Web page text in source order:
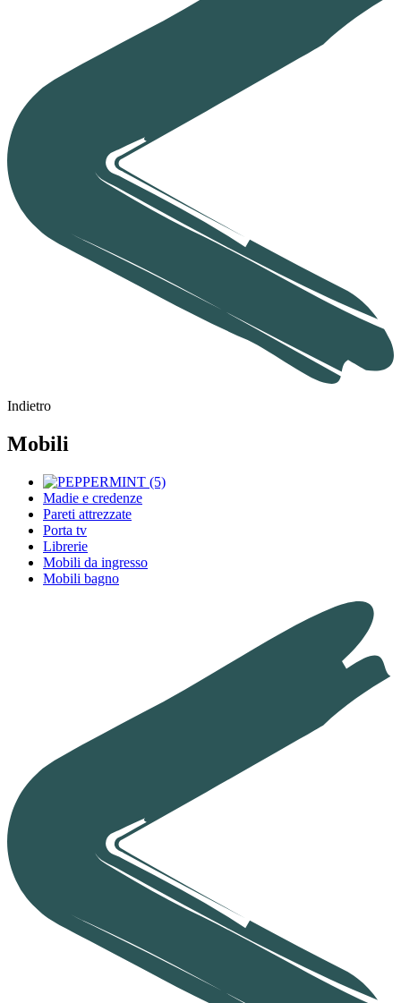
Indietro
Mobili
Madie e credenze
Pareti attrezzate
Porta tv
Librerie
Mobili da ingresso
Mobili bagno